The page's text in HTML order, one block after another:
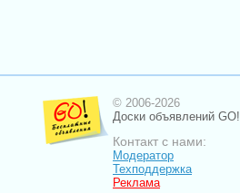
© 2006-2026
Доски объявлений GO!
Контакт с нами:
Модератор
Техподдержка
Реклама